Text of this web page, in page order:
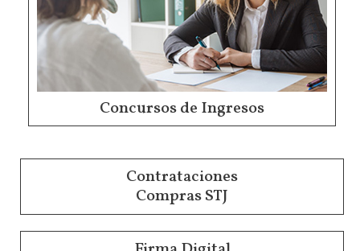
Concursos de Ingresos
Contrataciones
Compras STJ